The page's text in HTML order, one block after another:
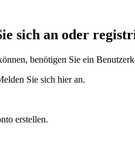
sich an oder
benötigen Sie ein
Sie sich hier an.
erstellen.